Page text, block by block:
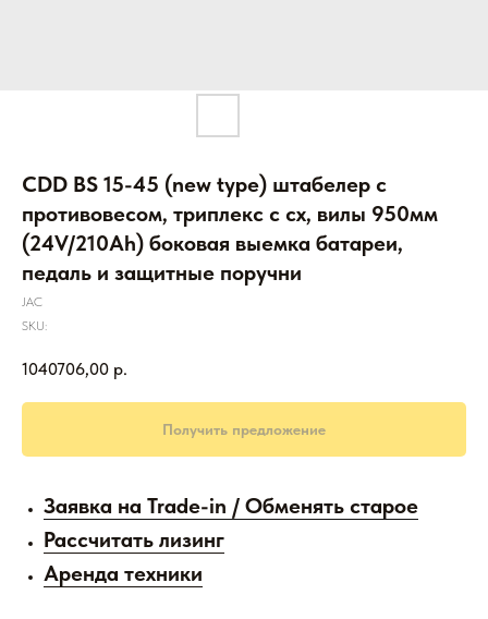
CDD BS 15-45 (new type) штабелер с
противовесом, триплекс с сх, вилы 950мм
(24V/210Ah) боковая выемка батареи,
педаль и защитные поручни
JAC
SKU:
1040706,00 р.
Получить предложение
Заявка на Trade-in / Обменять старое
Рассчитать лизинг
Аренда техники